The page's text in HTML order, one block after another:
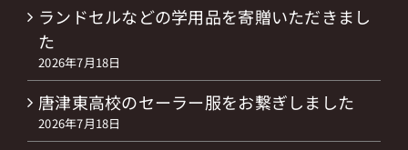
ランドセルなどの学用品を寄贈いただきまし
た
2026年7月18日
唐津東高校のセーラー服をお繋ぎしました
2026年7月18日